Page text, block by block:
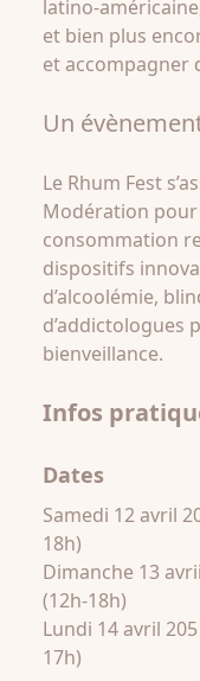
latino-
et bien plus
et accompagner
Un
Le Rhum Fest
Modération
consommation
dispositifs
d’alcoolémie,
d’addictologues
bienveillance.
Infos
Dates
Samedi 12 avril
18h)
Dimanche 13
(12h-18h)
Lundi 14 avril
17h)